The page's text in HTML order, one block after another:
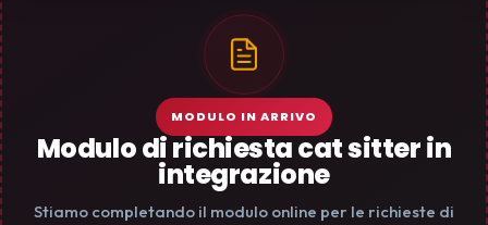
MODULO IN ARRIVO
Modulo di richiesta cat sitter in
integrazione
Stiamo completando il modulo online per le richieste di